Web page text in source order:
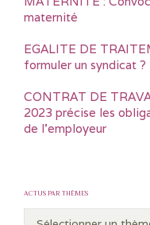
maternité
EGALITE DE
formuler un syndicat ?
CONTRAT DE
2023 précise les
de l’employeur
ACTUS PAR THÈMES